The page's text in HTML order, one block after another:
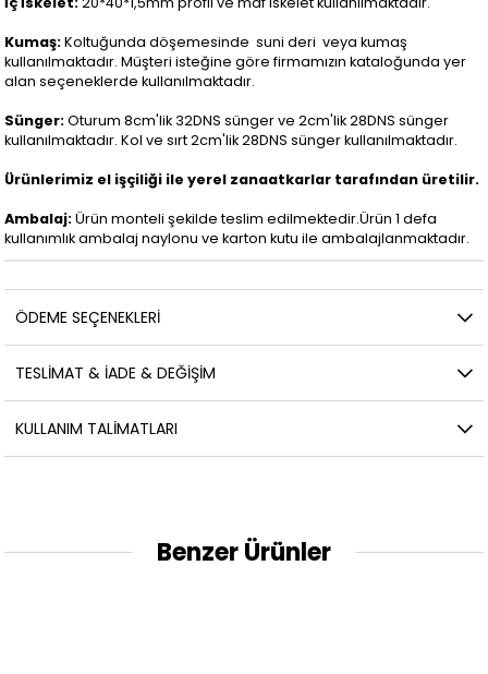
Kumaş:Koltuğunda döşemesinde suni deri veya kumaş
kullanılmaktadır. Müşteri isteğine göre firmamızın kataloğunda yer
alan seçeneklerde kullanılmaktadır.
Sünger:Oturum 8cm'lik 32DNS sünger ve 2cm'lik 28DNS sünger
kullanılmaktadır. Kol ve sırt 2cm'lik 28DNS sünger kullanılmaktadır.
Ürünlerimiz el işçiliği ile yerel zanaatkarlar tarafından üretilir.
Ambalaj:Ürün monteli şekilde teslim edilmektedir.Ürün 1 defa
kullanımlık ambalaj naylonu ve karton kutu ile ambalajlanmaktadır.
ÖDEME SEÇENEKLERI
TESLİMAT & İADE & DEĞİŞİM
KULLANIM TALİMATLARI
Benzer Ürünler